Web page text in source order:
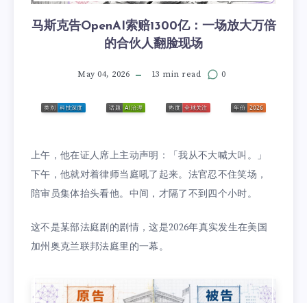
马斯克告OpenAI索赔1300亿：一场放大万倍
的合伙人翻脸现场
May 04, 2026 13 min read 0
上午，他在证人席上主动声明：「我从不大喊大叫。」
下午，他就对着律师当庭吼了起来。法官忍不住笑场，
陪审员集体抬头看他。中间，才隔了不到四个小时。
这不是某部法庭剧的剧情，这是2026年真实发生在美国
加州奥克兰联邦法庭里的一幕。